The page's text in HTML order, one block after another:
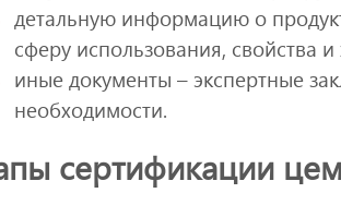
детальную информацию о
сферу использования, свойства и
иные документы – экспертные
необходимости.
сертификации